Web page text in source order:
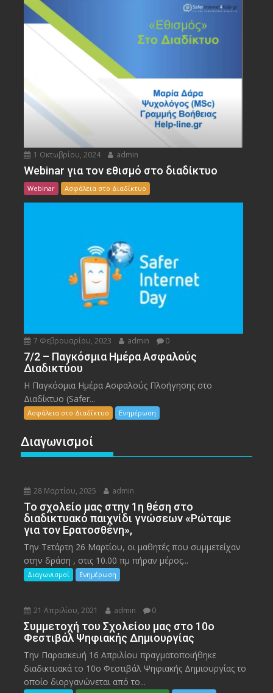
1 Οκτωβρίου, 2024 admin
Webinar για τον εθισμό στο διαδίκτυο
Webinar Ασφάλεια στο Διαδίκτυο
7 Φεβρουαρίου, 2023 admin 0
7/2 – Παγκόσμια Ημέρα Ασφαλούς
Διαδικτύου
Η Παγκόσμια Ημέρα Ασφαλούς Πλοήγησης στο
Διαδίκτυο (Safer...
Ασφάλεια στο Διαδίκτυο Ενημέρωση
Διαγωνισμοί
28 Μαρτίου, 2025 admin
To σχολείο μας στην 1η θέση στο
διαδικτυακό παιχνίδι γνώσεων «Ρώταμε
για τον Ερατοσθένη»,
Την Τετάρτη 26 Μαρτίου, οι μαθητές που συμμετείχαν
στην δράση , στις 10.00 πμ πήραν μέρος...
Διαγωνισμοί Ενημέρωση
21 Απριλίου, 2021 admin 0
Συμμετοχή του Σχολείου μας στο 10ο
Φεστιβάλ Ψηφιακής Δημιουργίας
Την Παρασκευή 16 Απριλίου πραγματοποιήθηκε
διαδικτυακά το 10ο Φεστιβάλ Ψηφιακής Δημιουργίας το
οποίο διοργανώνεται από το...